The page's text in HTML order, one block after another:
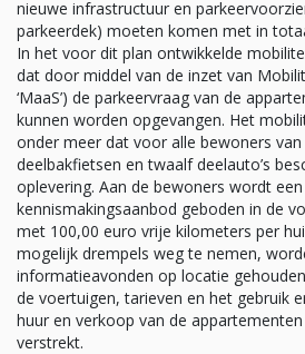
nieuwe infrastructuur en
parkeerdek) moeten komen met in
In het voor dit plan ontwikkelde
dat door middel van de inzet van
‘MaaS’) de parkeervraag van de
kunnen worden opgevangen. Het
onder meer dat voor alle bewoners
deelbakfietsen en twaalf deelauto’s
oplevering. Aan de bewoners wordt
kennismakingsaanbod geboden in de
met 100,00 euro vrije kilometers per
mogelijk drempels weg te nemen,
informatieavonden op locatie
de voertuigen, tarieven en het gebruik
huur en verkoop van de
verstrekt.